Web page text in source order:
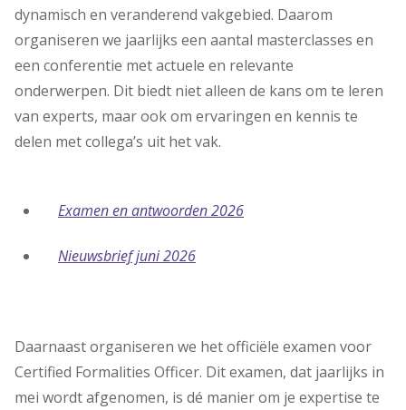
dynamisch en veranderend vakgebied. Daarom
organiseren we jaarlijks een aantal masterclasses en
een conferentie met actuele en relevante
onderwerpen. Dit biedt niet alleen de kans om te leren
van experts, maar ook om ervaringen en kennis te
delen met collega’s uit het vak.
Examen en antwoorden 2026
Nieuwsbrief juni 2026
Daarnaast organiseren we het officiële examen voor
Certified Formalities Officer. Dit examen, dat jaarlijks in
mei wordt afgenomen, is dé manier om je expertise te